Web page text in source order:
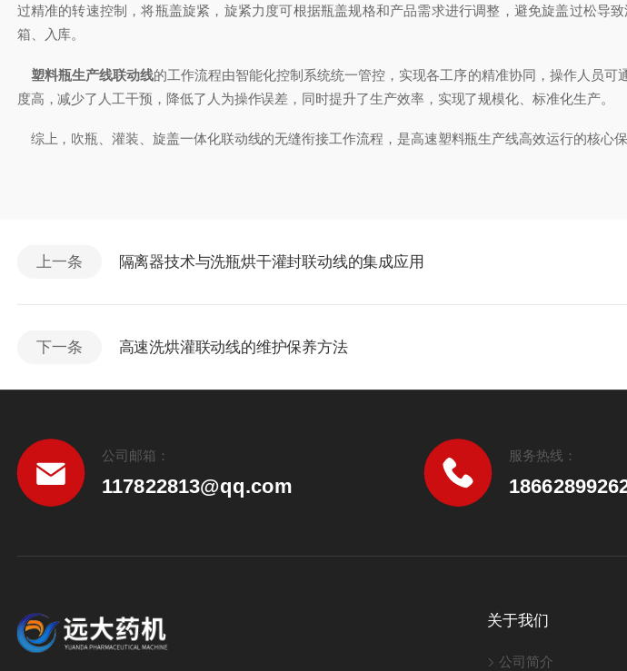
过精准的转速控制，将瓶盖旋紧，旋紧力度可根据瓶盖规格和产品需求进行调整，避免旋盖过松导
箱、入库。
塑料瓶生产线联动线的工作流程由智能化控制系统统一管控，实现各工序的精准协同，操作人员
度高，减少了人工干预，降低了人为操作误差，同时提升了生产效率，实现了规模化、标准化生产。
综上，吹瓶、灌装、旋盖一体化联动线的无缝衔接工作流程，是高速塑料瓶生产线高效运行的核心保
上一条 隔离器技术与洗瓶烘干灌封联动线的集成应用
下一条 高速洗烘灌联动线的维护保养方法
公司邮箱：
117822813@qq.com
服务热线：
关于我们
公司简介